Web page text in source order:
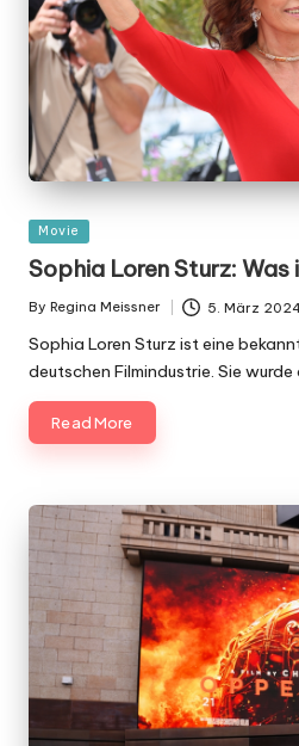
Posted
in
Movie
Sophia Loren Sturz:
Posted
By Regina Meissner 5. März
Sophia Loren Sturz ist eine
deutschen Filmindustrie. Sie wurde
Read More